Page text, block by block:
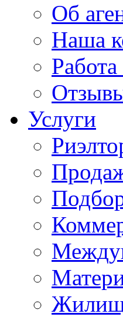
Об
Наша
Работа
Услуги